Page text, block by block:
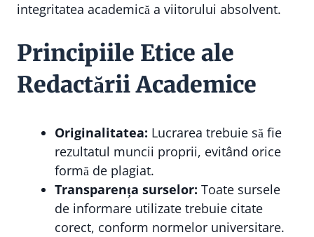
integritatea academică a viitorului absolvent.
Principiile Etice ale
Redactării Academice
Originalitatea: Lucrarea trebuie să fie
rezultatul muncii proprii, evitând orice
formă de plagiat.
Transparența surselor: Toate sursele
de informare utilizate trebuie citate
corect, conform normelor universitare.